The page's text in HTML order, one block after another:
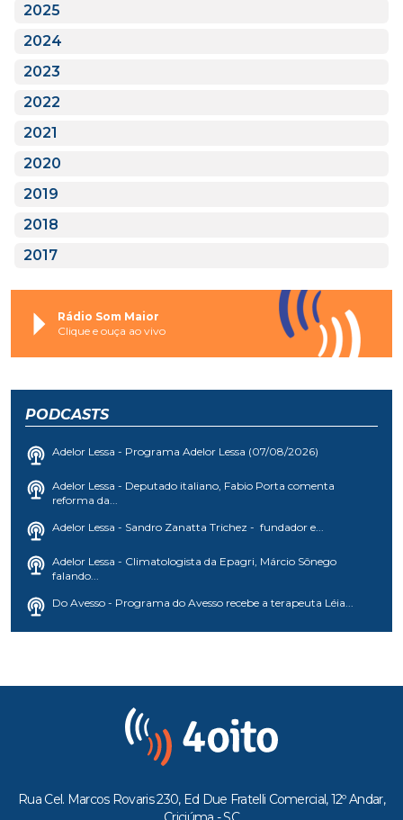
2025
2024
2023
2022
2021
2020
2019
2018
2017
Rádio Som Maior
Clique e ouça ao vivo
PODCASTS
Adelor Lessa - Programa Adelor Lessa (07/08/2026)
Adelor Lessa - Deputado italiano, Fabio Porta comenta
reforma da...
Adelor Lessa - Sandro Zanatta Trichez - fundador e...
Adelor Lessa - Climatologista da Epagri, Márcio Sônego
falando...
Do Avesso - Programa do Avesso recebe a terapeuta Léia...
Rua Cel. Marcos Rovaris 230, Ed Due Fratelli Comercial, 12º Andar,